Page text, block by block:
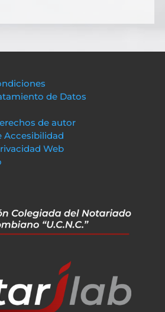
de Datos
de autor
Accesibilidad
Web